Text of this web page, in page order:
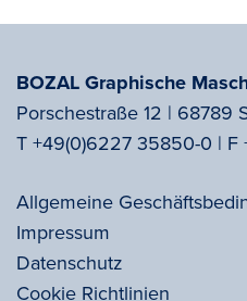
BOZAL Graphische
Porschestraße 12 | 68789
T +49(0)6227 35850-0 | F
Allgemeine
Impressum
Datenschutz
Cookie Richtlinien